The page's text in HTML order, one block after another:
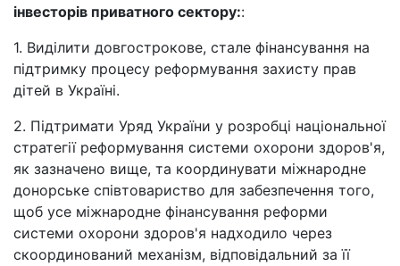
інвесторів приватного сектору::
1. Виділити довгострокове, стале фінансування на
підтримку процесу реформування захисту прав
дітей в Україні.
2. Підтримати Уряд України у розробці національної
стратегії реформування системи охорони здоров'я,
як зазначено вище, та координувати міжнародне
донорське співтовариство для забезпечення того,
щоб усе міжнародне фінансування реформи
системи охорони здоров'я надходило через
скоординований механізм, відповідальний за її